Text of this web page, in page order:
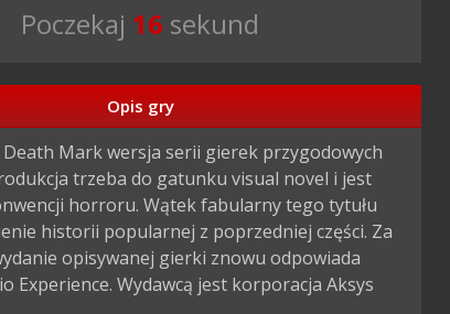
Poczekaj 15 sekund
Opis gry
Mark wersja serii gierek przygodowych
trzeba do gatunku visual novel i jest
horroru. Wątek fabularny tego tytułu
historii popularnej z poprzedniej części. Za
opisywanej gierki znowu odpowiada
Experience. Wydawcą jest korporacja Aksys